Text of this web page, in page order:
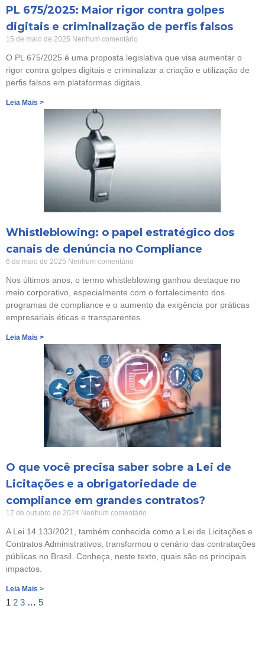
PL 675/2025: Maior rigor contra golpes
digitais e criminalização de perfis falsos
15 de maio de 2025 Nenhum comentário
O PL 675/2025 é uma proposta legislativa que visa aumentar o
rigor contra golpes digitais e criminalizar a criação e utilização de
perfis falsos em plataformas digitais.
Leia Mais >
Whistleblowing: o papel estratégico dos
canais de denúncia no Compliance
6 de maio de 2025 Nenhum comentário
Nos últimos anos, o termo whistleblowing ganhou destaque no
meio corporativo, especialmente com o fortalecimento dos
programas de compliance e o aumento da exigência por práticas
empresariais éticas e transparentes.
Leia Mais >
O que você precisa saber sobre a Lei de
Licitações e a obrigatoriedade de
compliance em grandes contratos?
17 de outubro de 2024 Nenhum comentário
A Lei 14.133/2021, também conhecida como a Lei de Licitações e
Contratos Administrativos, transformou o cenário das contratações
públicas no Brasil. Conheça, neste texto, quais são os principais
impactos.
Leia Mais >
1 2 3 … 5